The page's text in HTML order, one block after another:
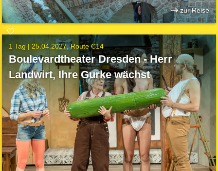
zur Reise
1 Tag | 25.04.2027 Route C14
Boulevardtheater Dresden - Herr
Landwirt, Ihre Gurke wächst